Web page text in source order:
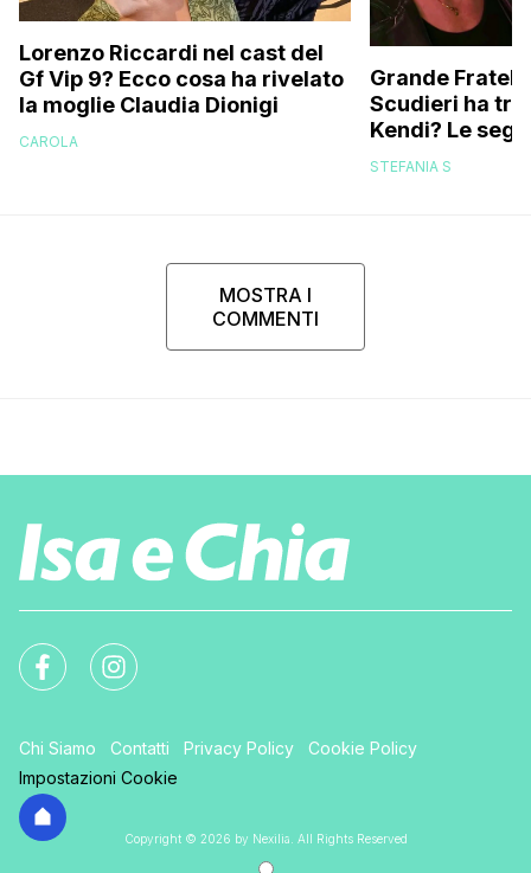
Lorenzo Riccardi nel cast del
Gf Vip 9? Ecco cosa ha rivelato
la moglie Claudia Dionigi
CAROLA
Grande
Scudieri ha
Kendi? Le
replica dell’ex
STEFANIA S
MOSTRA I
COMMENTI
Chi Siamo Contatti Privacy Policy
Cookie Policy
Impostazioni Cookie
Copyright © 2026 by Nexilia. All Rights Reserved